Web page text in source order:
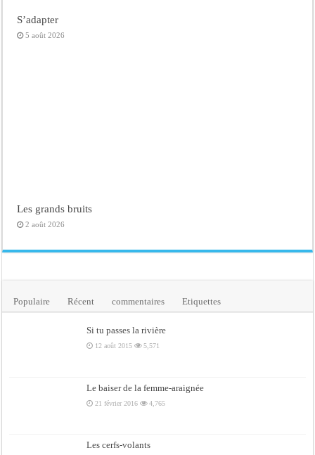
S’adapter
5 août 2026
Les grands bruits
2 août 2026
Populaire Récent commentaires Etiquettes
Si tu passes la rivière
12 août 2015 5,571
Le baiser de la femme-araignée
21 février 2016 4,765
Les cerfs-volants